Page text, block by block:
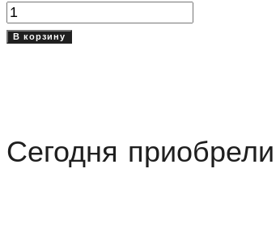
Количество
товара
Грей
В корзину
Сегодня приобрели